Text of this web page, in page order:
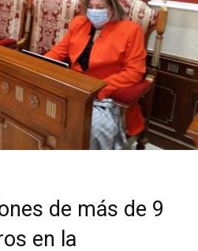
de más de 9
en la